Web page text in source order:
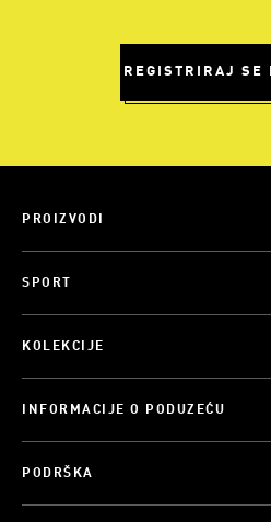
REGISTRIRAJ SE
PROIZVODI
SPORT
KOLEKCIJE
INFORMACIJE O PODUZEĆU
PODRŠKA